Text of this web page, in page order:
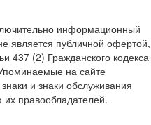
информационный
является публичной офертой,
437 (2) Гражданского кодекса
на сайте
и знаки обслуживания
их правообладателей.